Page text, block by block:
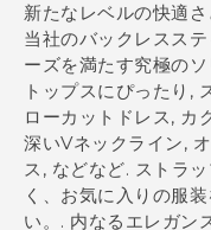
新たなレベルの快適
当社のバックレスス
ーズを満たす究極の
トップスにぴったり,
ローカットドレス, カ
深いVネックライン,
ス, などなど. ストラ
く、お気に入りの服
い。. 内なるエレガン